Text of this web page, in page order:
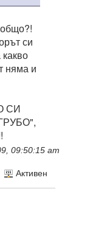
си
няма и
СИ
09:50:15 am
Активен